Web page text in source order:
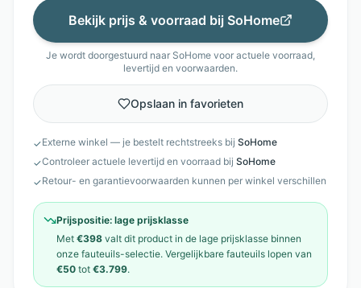
Bekijk prijs & voorraad bij SoHome
Je wordt doorgestuurd naar SoHome voor actuele voorraad,
levertijd en voorwaarden.
Opslaan in favorieten
✓Externe winkel — je bestelt rechtstreeks bij SoHome
✓Controleer actuele levertijd en voorraad bij SoHome
✓Retour- en garantievoorwaarden kunnen per winkel verschillen
Prijspositie: lage prijsklasse
Met €398 valt dit product in de lage prijsklasse binnen
onze fauteuils-selectie. Vergelijkbare fauteuils lopen van
€50 tot €3.799.